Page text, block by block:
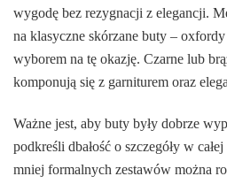
wygodę bez rezygnacji z elegancji.
na klasyczne skórzane buty –
wyborem na tę okazję. Czarne lub
komponują się z garniturem oraz
Ważne jest, aby buty były dobrze
podkreśli dbałość o szczegóły w
mniej formalnych zestawów można